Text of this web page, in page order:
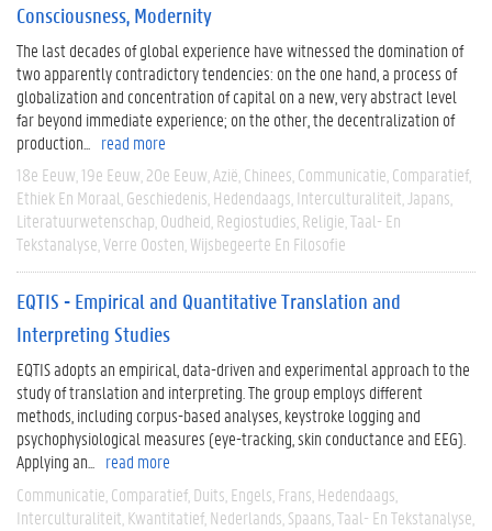
Consciousness, Modernity
The last decades of global experience have witnessed the domination of
two apparently contradictory tendencies: on the one hand, a process of
globalization and concentration of capital on a new, very abstract level
far beyond immediate experience; on the other, the decentralization of
production...
read more
18e Eeuw 19e Eeuw 20e Eeuw Azië Chinees Communicatie Comparatief
Ethiek En Moraal Geschiedenis Hedendaags Interculturaliteit Japans
Literatuurwetenschap Oudheid Regiostudies Religie Taal- En
Tekstanalyse Verre Oosten Wijsbegeerte En Filosofie
EQTIS - Empirical and Quantitative Translation and
Interpreting Studies
EQTIS adopts an empirical, data-driven and experimental approach to the
study of translation and interpreting. The group employs different
methods, including corpus-based analyses, keystroke logging and
psychophysiological measures (eye-tracking, skin conductance and EEG).
Applying an...
read more
Communicatie Comparatief Duits Engels Frans Hedendaags
Interculturaliteit Kwantitatief Nederlands Spaans Taal- En Tekstanalyse